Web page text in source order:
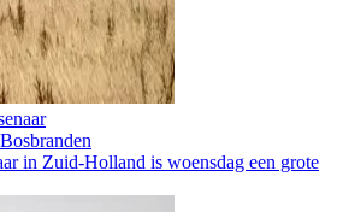
Bosbranden
in Zuid-Holland is woensdag een grote